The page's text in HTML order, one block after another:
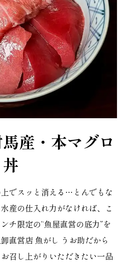
産・本マグロ
丼
でスッと消える…とんでもな
産の仕入れ力がなければ、こ
チ限定の“魚屋直営の底力”を
直営店 魚がし うお助だから
召し上がりいただきたい一品